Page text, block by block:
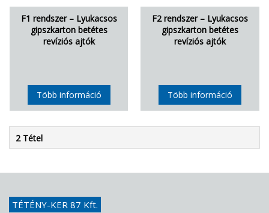
F1 rendszer – Lyukacsos
gipszkarton betétes
revíziós ajtók
Több információ
F2 rendszer – Lyukacsos
gipszkarton betétes
revíziós ajtók
Több információ
2 Tétel
TÉTÉNY-KER 87 Kft.